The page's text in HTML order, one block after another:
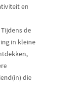
en
de
in kleine
die